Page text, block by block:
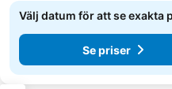
Välj datum för att se exakta
Se priser